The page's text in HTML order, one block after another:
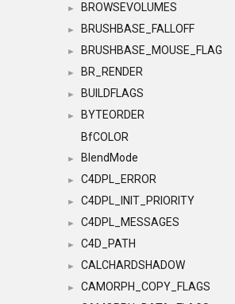
► BROWSEVOLUMES
► BRUSHBASE_FALLOFF
► BRUSHBASE_MOUSE_FLAG
► BR_RENDER
► BUILDFLAGS
►
BYTEORDER
BfCOLOR
► BlendMode
► C4DPL_ERROR
► C4DPL_INIT_PRIORITY
► C4DPL_MESSAGES
► C4D_PATH
► CALCHARDSHADOW
►
CAMORPH_COPY_FLAGS